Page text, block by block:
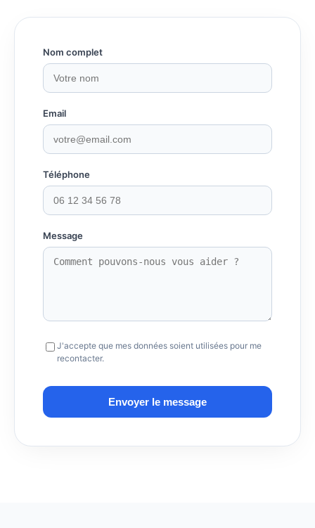
Nom complet
Email
Téléphone
Message
J'accepte que mes données soient utilisées pour me
recontacter.
Envoyer le message